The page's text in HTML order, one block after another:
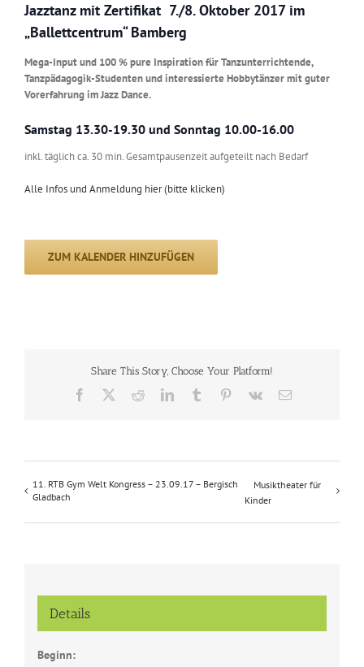
Jazztanz mit Zertifikat 7./8. Oktober 2017 im
„Ballettcentrum“ Bamberg
Mega-Input und 100 % pure Inspiration für Tanzunterrichtende,
Tanzpädagogik-Studentenund interessierte Hobbytänzer mit guter
Vorerfahrung im Jazz Dance.
Samstag 13.30-19.30 und Sonntag 10.00-16.00
inkl. täglich ca. 30 min. Gesamtpausenzeit aufgeteilt nach Bedarf
Alle Infos und Anmeldung hier (bitte klicken)
ZUM KALENDER HINZUFÜGEN
Share This Story, Choose Your Platform!
Facebook RedditLinkedInTumblr Pinterest
Vk
E-
11. RTB Gym Welt Kongress – 23.09.17 – Bergisch
Gladbach
Musiktheater für
Kinder
Details
Beginn: